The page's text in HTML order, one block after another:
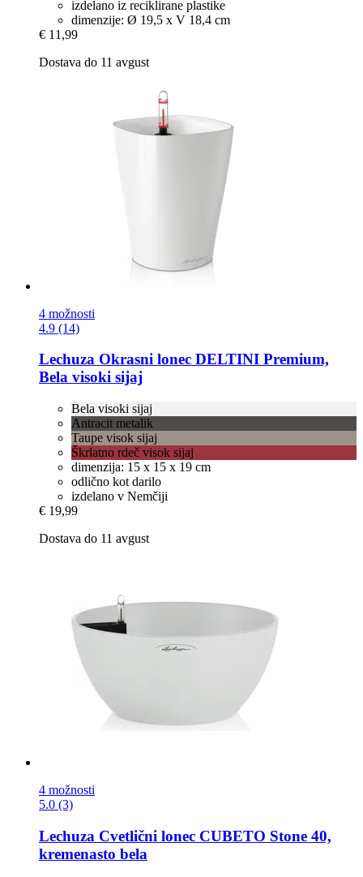
izdelano iz reciklirane plastike
dimenzije: Ø 19,5 x V 18,4 cm
€ 11,99
Dostava do 11 avgust
4 možnosti
4.9 (14)
Lechuza Okrasni lonec DELTINI Premium,
Bela visoki sijaj
Bela visoki sijaj
Antracit metalik
Taupe visok sijaj
Škrlatno rdeč visok sijaj
dimenzija: 15 x 15 x 19 cm
odlično kot darilo
izdelano v Nemčiji
€ 19,99
Dostava do 11 avgust
4 možnosti
5.0 (3)
Lechuza Cvetlični lonec CUBETO Stone 40,
kremenasto bela